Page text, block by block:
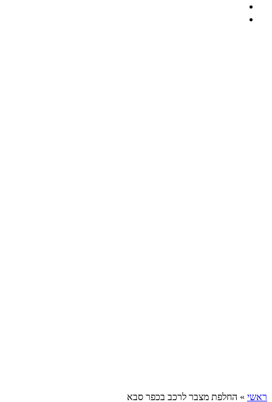
ראשי » החלפת מצבר לרכב בכפר סבא